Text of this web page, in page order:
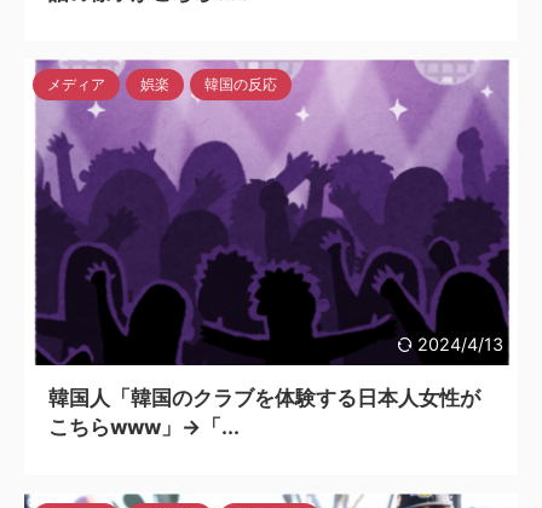
2024/4/13
メディア 娯楽 韓国の反応
韓国人「韓国のクラブを体験する日本人女性が
こちらwww」→「...